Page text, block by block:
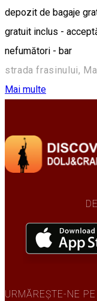
depozit de bagaje
gratuit inclus -
nefumători - bar
strada frasinului,
Mai multe
URMĂREȘTE-NE PE